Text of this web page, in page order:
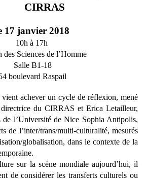
CIRRAS
17 janvier 2018
10h à 17h
des Sciences de l’Homme
Salle B1-18
boulevard Raspail
vient achever un cycle de réflexion, mené
du CIRRAS et Erica Letailleur,
de l’Université de Nice Sophia Antipolis,
de l’inter/trans/multi-culturalité, mesurés
globalisation, dans le contexte de la
sur la scène mondiale aujourd’hui, il
de considérer les transferts culturels ou